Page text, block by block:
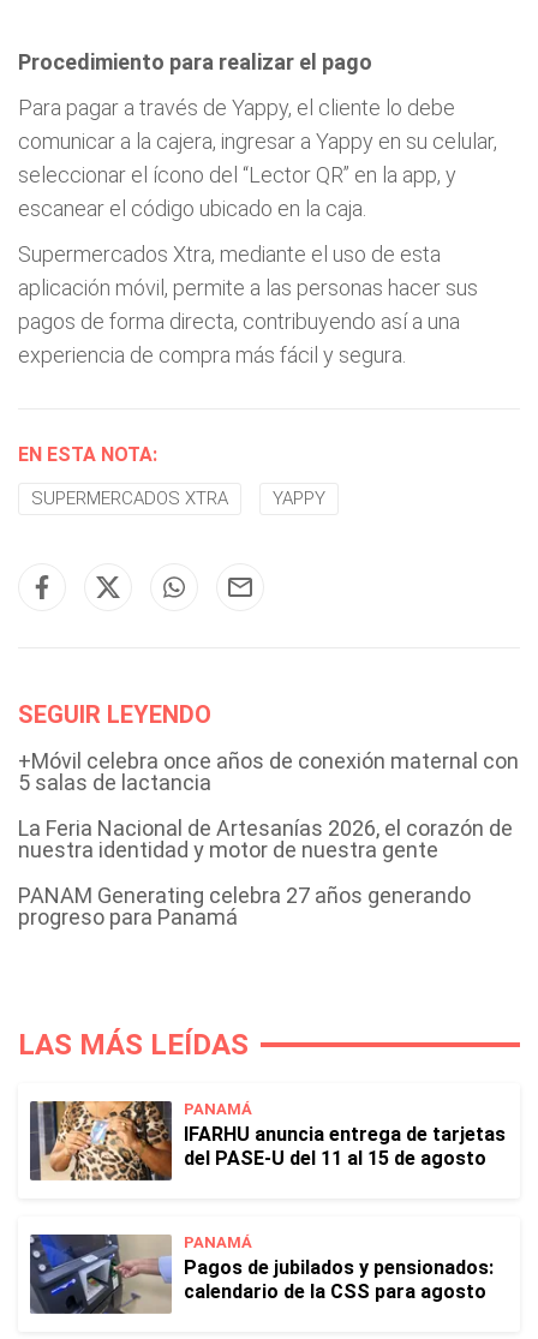
Procedimiento para realizar el pago
Para pagar a través de Yappy, el cliente lo debe
comunicar a la cajera, ingresar a Yappy en su celular,
seleccionar el ícono del “Lector QR” en la app, y
escanear el código ubicado en la caja.
Supermercados Xtra, mediante el uso de esta
aplicación móvil, permite a las personas hacer sus
pagos de forma directa, contribuyendo así a una
experiencia de compra más fácil y segura.
EN ESTA NOTA:
SUPERMERCADOS XTRA YAPPY
SEGUIR LEYENDO
+Móvil celebra once años de conexión maternal con
5 salas de lactancia
La Feria Nacional de Artesanías 2026, el corazón de
nuestra identidad y motor de nuestra gente
PANAM Generating celebra 27 años generando
progreso para Panamá
LAS MÁS LEÍDAS
PANAMÁ
IFARHU anuncia entrega de tarjetas
del PASE-U del 11 al 15 de agosto
PANAMÁ
Pagos de jubilados y pensionados:
calendario de la CSS para agosto